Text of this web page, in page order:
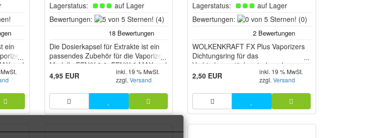
5
5
Sternen!
ein
und
in
die
Lagerstatus:
auf Lager
Bewertungen:
5
5
Sternen!
(4)
Die Dosierkapsel für Extrakte ist ein
passendes Zubehör für die Vaporizer
Modelle FENiX 2.0, FENiX 2 MAX und
FENiX NEO. Sie dient dazu, Extrakte
sauber und dosiert in der
Heizkammer zu verwenden, ohne
dass das Material direkt in Kontakt mit
der Kräuterkammer kommt. Das
4,95 EUR
inkl. 19 % MwSt.
zzgl.Versand
Lagerstatus:
auf Lager
Bewertungen:
0
Sternen!
(0)
WOLKENKRAFT FX Plus Vaporizers
Dichtungsring für das
Verbindungsstück zwischen der
Brennkammer und dem Mundstück
2,50 EUR
inkl. 19 % MwSt.
zzgl. Versand